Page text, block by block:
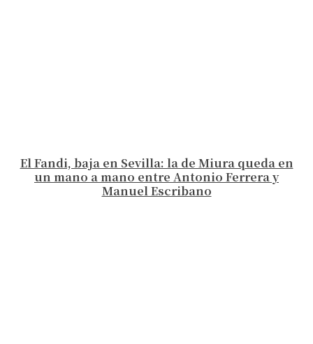
El Fandi, baja en Sevilla: la de Miura queda en
un mano a mano entre Antonio Ferrera y
Manuel Escribano